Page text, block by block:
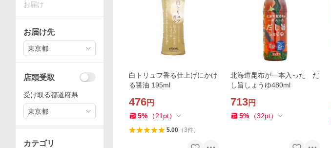
白トリュフ香る仕上げにかけ
る醤油 195ml
476円
5% （21 pt）
5.00（3件）
北海道昆布が一本入った だ
し旨しょうゆ480ml
713円
5% （32pt）
お届け
お届け先
東京都
店頭受取
受け取る都道府県
東京都
カテゴリ